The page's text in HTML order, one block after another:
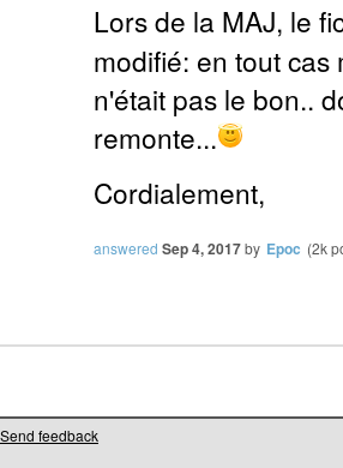
Lors de la MAJ, le
modifié: en tout cas
n'était pas le bon..
remonte...
Cordialement,
answered Sep 4, 2017by Epoc (2k
Send feedback